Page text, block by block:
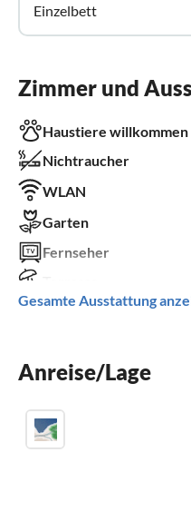
Einzelbett
Zimmer und
Haustiere willkommen
Nichtraucher
WLAN
Garten
Fernseher
Spülmaschine
Kamin
Gesamte Ausstattung
Anreise/Lage